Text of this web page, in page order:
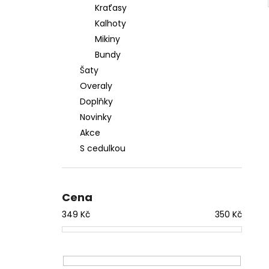
Kraťasy
Kalhoty
Mikiny
Bundy
Šaty
Overaly
Doplňky
Novinky
Akce
S cedulkou
Cena
349 Kč 350 Kč